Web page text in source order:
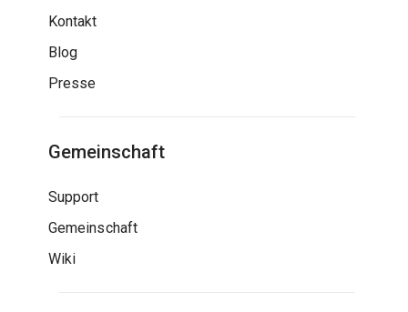
Kontakt
Blog
Presse
Gemeinschaft
Support
Gemeinschaft
Wiki